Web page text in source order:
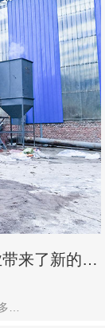
来了新的变
…